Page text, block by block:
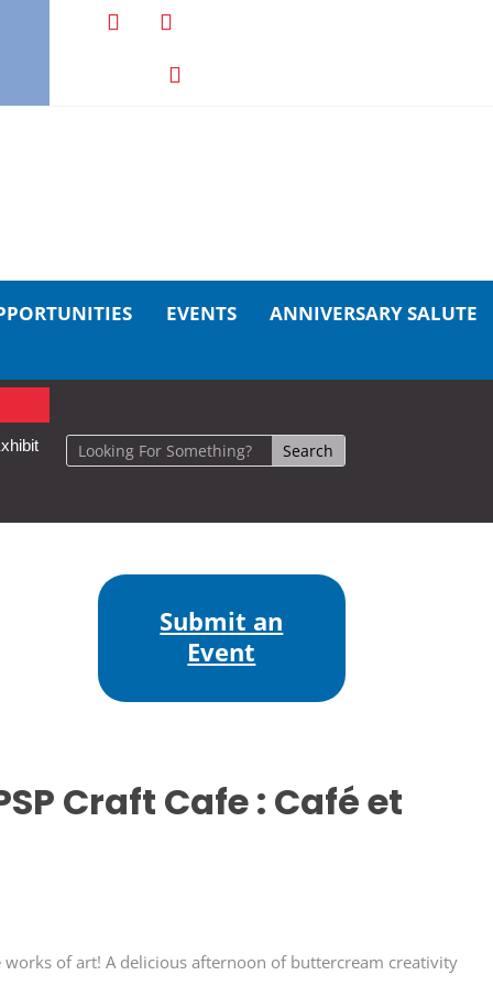
EVENTS
ANNIVERSARY SALUTE
Submit an
Event
Craft Cafe : Café et
of art! A delicious afternoon of buttercream creativity